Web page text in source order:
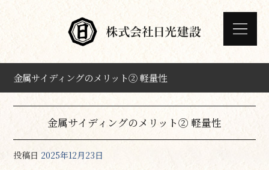
金属サイディングのメリット② 軽量性
金属サイディングのメリット② 軽量性
投稿日 2025年12月23日